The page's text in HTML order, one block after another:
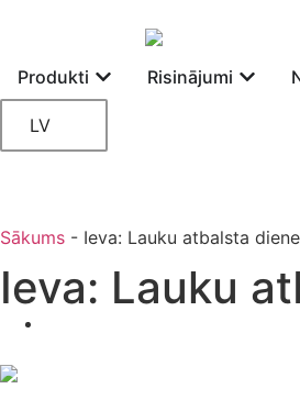
Produkti Risinājumi
LV
Sākums - Ieva: Lauku atbalsta
Ieva: Lauku